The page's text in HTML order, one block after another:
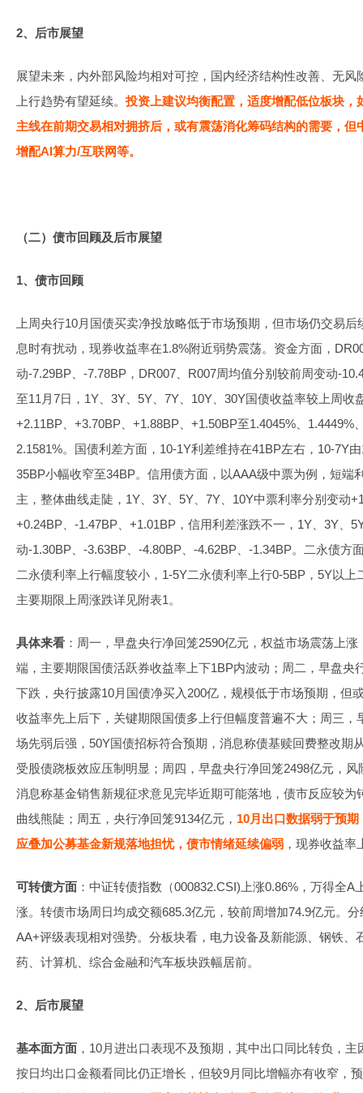
2、后市展望
展望未来，内外部风险均相对可控，国内经济结构性改善、无
上行趋势有望延续。 投资上建议均衡配置，适度增配低位板块
主线在前期交易相对拥挤后，或有震荡消化筹码结构的需要，
增配AI算力/互联网等。
（二）债市回顾及后市展望
1、债市回顾
上周央行10月国债买卖净投放略低于市场预期，但市场仍交易
息时有扰动，现券收益率在1.8%附近弱势震荡。资金方面，
动-7.29BP、-7.78BP，DR007、R007周均值分别较前周变动-
至11月7日，1Y、3Y、5Y、7Y、10Y、30Y国债收益率较上周收
+2.11BP、+3.70BP、+1.88BP、+1.50BP至1.4045%、1.4449%
2.1581%。国债利差方面，10-1Y利差维持在41BP左右，10-7Y
35BP小幅收窄至34BP。信用债方面，以AAA级中票为例，短端
主，整体曲线走陡，1Y、3Y、5Y、7Y、10Y中票利率分别变动
+0.24BP、-1.47BP、+1.01BP，信用利差涨跌不一，1Y、3Y、
动-1.30BP、-3.63BP、-4.80BP、-4.62BP、-1.34BP。二永债方
二永债利率上行幅度较小，1-5Y二永债利率上行0-5BP，5Y以
主要期限上周涨跌详见附表1。
具体来看 ：周一，早盘央行净回笼2590亿元，权益市场震荡上
端，主要期限国债活跃券收益率上下1BP内波动；周二，早盘央
下跌，央行披露10月国债净买入200亿，规模低于市场预期，但
收益率先上后下，关键期限国债多上行但幅度普遍不大；周三，
场先弱后强，50Y国债招标符合预期，消息称债基赎回费整改期
受股债跷板效应压制明显；周四，早盘央行净回笼2498亿元，
消息称基金销售新规征求意见完毕近期可能落地，债市反应较
曲线熊陡；周五，央行净回笼9134亿元， 10月出口数据弱于预
应叠加公募基金新规落地担忧，债市情绪延续偏弱 ，现券收益率
可转债方面 ：中证转债指数（000832.CSI)上涨0.86%，万得全
涨。转债市场周日均成交额685.3亿元，较前周增加74.9亿元。
AA+评级表现相对强势。分板块看，电力设备及新能源、钢铁、
药、计算机、综合金融和汽车板块跌幅居前。
2、后市展望
基本面方面 ，10月进出口表现不及预期，其中出口同比转负，
按日均出口金额看同比仍正增长，但较9月同比增幅亦有收窄，